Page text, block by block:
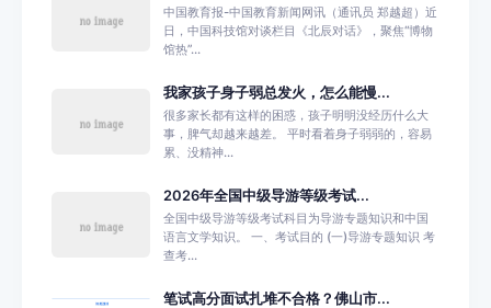
中国教育报-中国教育新闻网讯（通讯员 郑越超）近
日，中国科技馆对谈栏目《北辰对话》，聚焦“博物
馆热”...
我家孩子身子弱总发火，怎么能慢...
很多家长都有这样的困惑，孩子明明没经历什么大
事，脾气却越来越差。 平时看着身子弱弱的，容易
累、没精神...
2026年全国中级导游等级考试...
全国中级导游等级考试科目为导游专题知识和中国
语言文学知识。 一、考试目的 (一)导游专题知识 考
查考...
笔试高分面试扎堆不合格？佛山市...